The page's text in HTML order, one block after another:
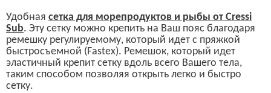
Удобная сетка для морепродуктов и рыбы от Cressi
Sub. Эту сетку можно крепить на Ваш пояс благодаря
ремешку регулируемому, который идет с пряжкой
быстросъемной (Fastex). Ремешок, который идет
эластичный крепит сетку вдоль всего Вашего тела,
таким способом позволяя открыть легко и быстро
сетку.